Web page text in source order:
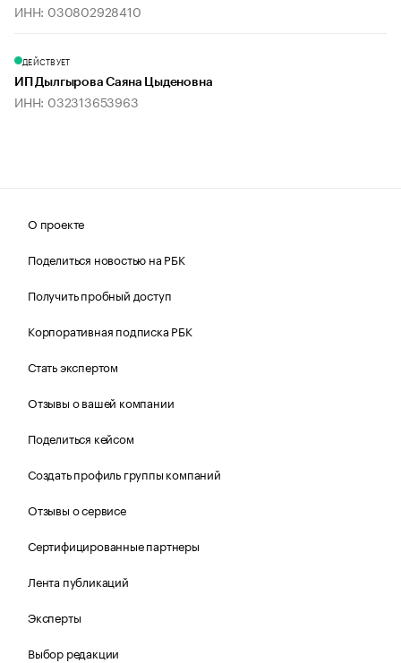
ИНН: 030802928410
ДЕЙСТВУЕТ
ИП Дылгырова Саяна Цыденовна
ИНН: 032313653963
О проекте
Поделиться новостью на РБК
Получить пробный доступ
Корпоративная подписка РБК
Стать экспертом
Отзывы о вашей компании
Поделиться кейсом
Создать профиль группы компаний
Отзывы о сервисе
Сертифицированные партнеры
Лента публикаций
Эксперты
Выбор редакции